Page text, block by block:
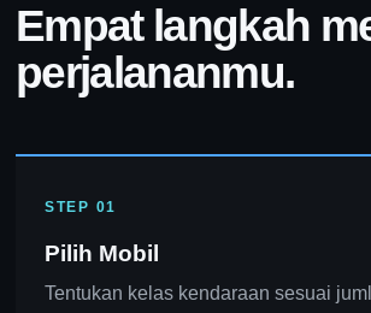
Empat langkah
perjalananmu.
STEP 01
Pilih Mobil
Tentukan kelas kendaraan sesuai